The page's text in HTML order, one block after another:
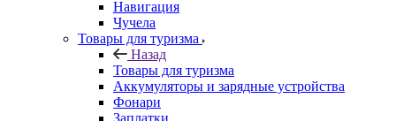
Навигация
Чучела
Товары для туризма
Назад
Товары для туризма
Аккумуляторы и зарядные устройства
Фонари
Заплатки